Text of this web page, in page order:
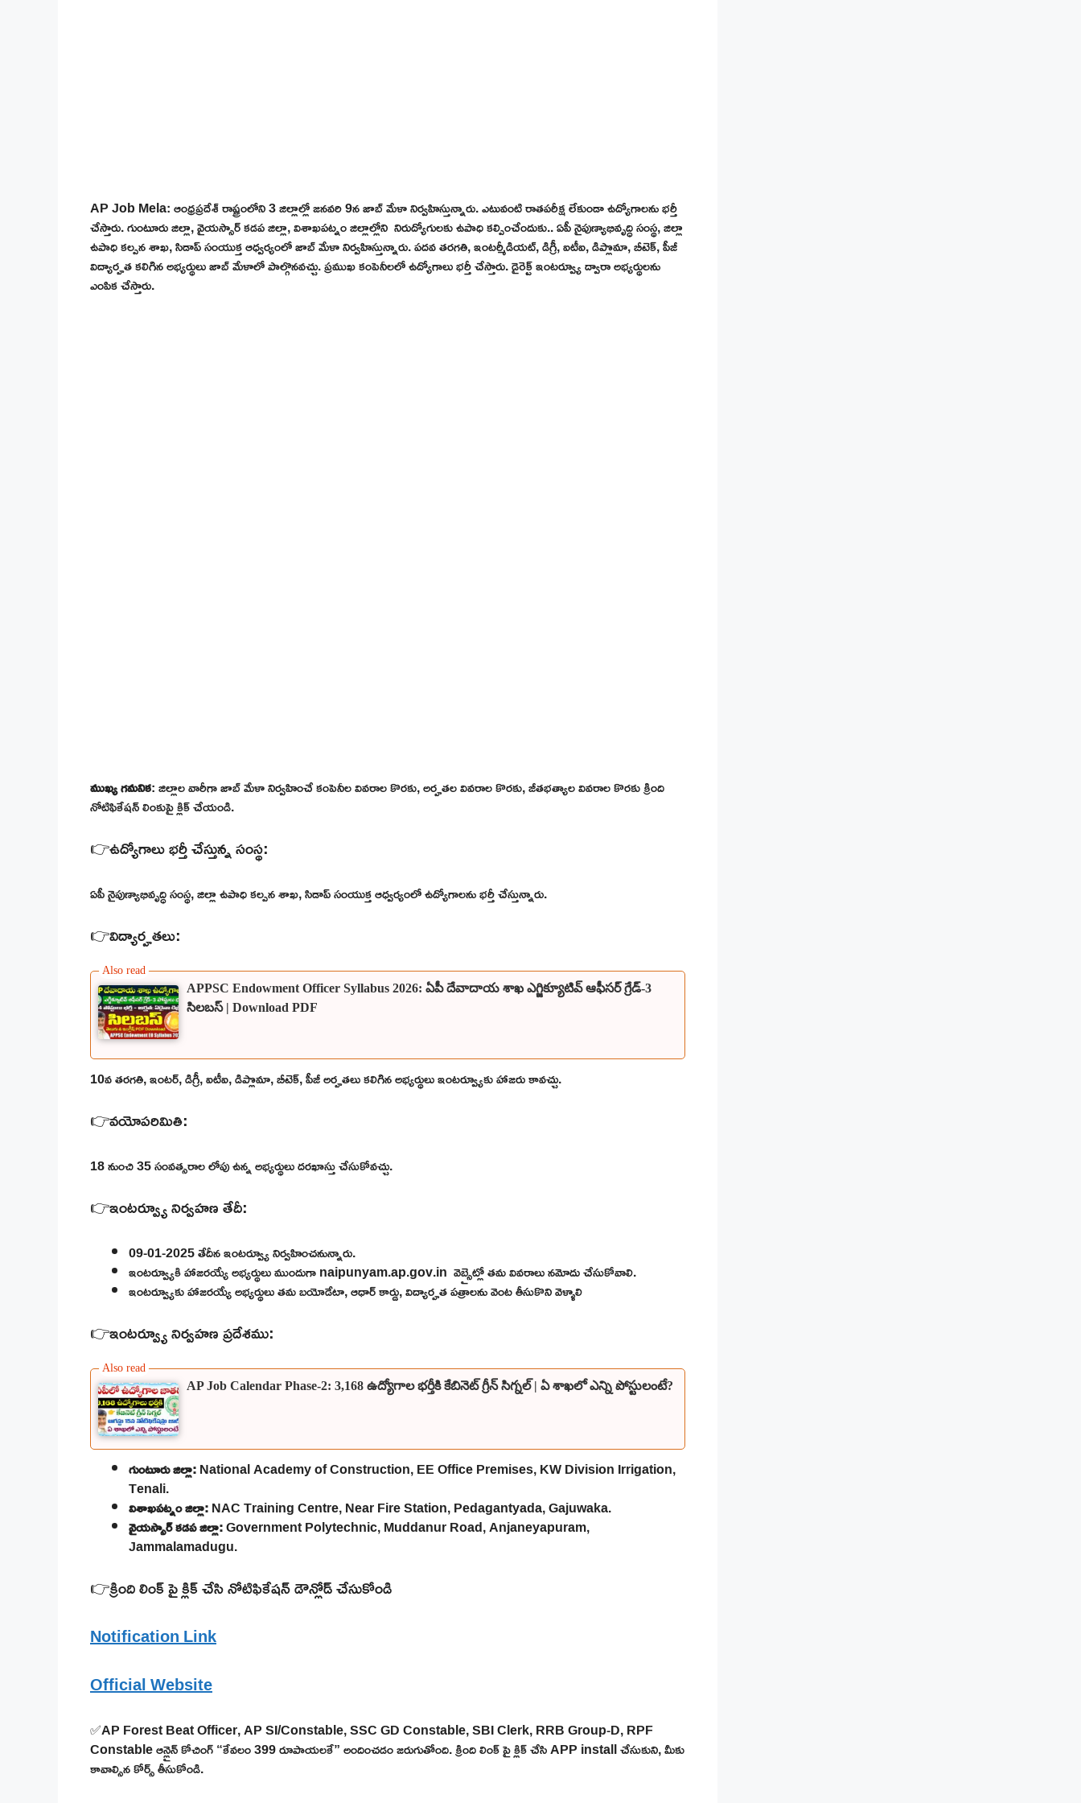
AP Job Mela: ఆంధ్రప్రదేశ్ రాష్ట్రంలోని 3 జిల్లాల్లో జనవరి 9న జాబ్ మేళా నిర్వహిస్తున్నారు. ఎటువంటి రాతపరీక్ష లేకుండా ఉద్యోగాలను భర్తీ
చేస్తారు. గుంటూరు జిల్లా, వైయస్సార్ కడప జిల్లా, విశాఖపట్నం జిల్లాల్లోని నిరుద్యోగులకు ఉపాధి కల్పించేందుకు.. ఏపీ నైపుణ్యాభివృద్ధి సంస్థ, జిల్లా
ఉపాధి కల్పన శాఖ, సిడాప్ సంయుక్త ఆధ్వర్యంలో జాబ్ మేళా నిర్వహిస్తున్నారు. పదవ తరగతి, ఇంటర్మీడియట్, డిగ్రీ, ఐటీఐ, డిప్లొమా, బీటెక్, పీజీ
విద్యార్హత కలిగిన అభ్యర్థులు జాబ్ మేళాలో పాల్గొనవచ్చు. ప్రముఖ కంపెనీలలో ఉద్యోగాలు భర్తీ చేస్తారు. డైరెక్ట్ ఇంటర్వ్యూ ద్వారా అభ్యర్థులను
ఎంపిక చేస్తారు.
ముఖ్య గమనిక: జిల్లాల వారీగా జాబ్ మేళా నిర్వహించే కంపెనీల వివరాల కొరకు, అర్హతల వివరాల కొరకు, జీతభత్యాల వివరాల కొరకు క్రింది
నోటిఫికేషన్ లింకుపై క్లిక్ చేయండి.
👉ఉద్యోగాలు భర్తీ చేస్తున్న సంస్థ:
ఏపీ నైపుణ్యాభివృద్ధి సంస్థ, జిల్లా ఉపాధి కల్పన శాఖ, సిడాప్ సంయుక్త ఆధ్వర్యంలో ఉద్యోగాలను భర్తీ చేస్తున్నారు.
👉విద్యార్హతలు:
APPSC Endowment Officer Syllabus 2026: ఏపీ దేవాదాయ శాఖ ఎగ్జిక్యూటివ్ ఆఫీసర్ గ్రేడ్-3
సిలబస్ | Download PDF
10వ తరగతి, ఇంటర్, డిగ్రీ, ఐటీఐ, డిప్లొమా, బీటెక్, పీజీ అర్హతలు కలిగిన అభ్యర్థులు ఇంటర్వ్యూకు హాజరు కావచ్చు.
👉వయోపరిమితి:
18 నుంచి 35 సంవత్సరాల లోపు ఉన్న అభ్యర్థులు దరఖాస్తు చేసుకోవచ్చు.
👉ఇంటర్వ్యూ నిర్వహణ తేదీ:
09-01-2025 తేదీన ఇంటర్వ్యూ నిర్వహించనున్నారు.
ఇంటర్వ్యూకి హాజరయ్యే అభ్యర్థులు ముందుగా naipunyam.ap.gov.in వెబ్సైట్లో తమ వివరాలు నమోదు చేసుకోవాలి.
ఇంటర్వ్యూకు హాజరయ్యే అభ్యర్థులు తమ బయోడేటా, ఆధార్ కార్డు, విద్యార్హత పత్రాలను వెంట తీసుకొని వెళ్ళాలి
👉ఇంటర్వ్యూ నిర్వహణ ప్రదేశము:
AP Job Calendar Phase-2: 3,168 ఉద్యోగాల భర్తీకి కేబినెట్ గ్రీన్ సిగ్నల్ | ఏ శాఖలో ఎన్ని పోస్టులంటే?
గుంటూరు జిల్లా:National Academy of Construction, EE Office Premises, KW Division Irrigation,
Tenali.
విశాఖపట్నం జిల్లా:NAC Training Centre, Near Fire Station, Pedagantyada, Gajuwaka.
వైయస్సార్ కడప జిల్లా:Government Polytechnic, Muddanur Road, Anjaneyapuram,
Jammalamadugu.
👉క్రింది లింక్ పై క్లిక్ చేసి నోటిఫికేషన్ డౌన్లోడ్ చేసుకోండి
Notification Link
Official Website
✅AP Forest Beat Officer, AP SI/Constable, SSC GD Constable, SBI Clerk, RRB Group-D, RPF
Constable ఆన్లైన్ కోచింగ్ “కేవలం 399 రూపాయలకే” అందించడం జరుగుతోంది. క్రింది లింక్ పై క్లిక్ చేసి APP install చేసుకుని, మీకు
కావాల్సిన కోర్స్ తీసుకోండి.